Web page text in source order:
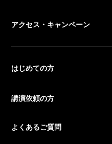
アクセス・キャンペーン
はじめての方
講演依頼の方
よくあるご質問